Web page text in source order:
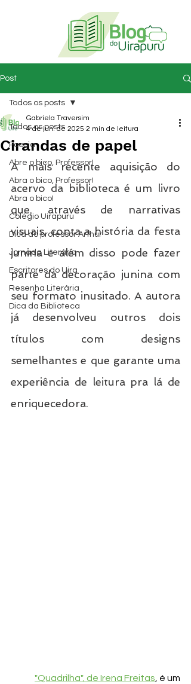
Post
Todos os posts
Poesia
Abre o bico, Professor!
Abra o bico, Professor!
Abra o bico!
Colégio Uirapuru
Dica do professor Arthur
Jornada Literária
Escritores do Uira
Resenha Literária
Dica da Biblioteca
Todos os posts
Cirandas de papel
Gabriela Traversim
4 de jun. de 2025 2 min de leitura
A mais recente aquisição do
acervo da biblioteca é um livro
que, através de narrativas
visuais, conta a história da festa
junina e além disso pode fazer
parte da decoração junina com
seu formato inusitado. A autora
já desenvolveu outros dois
títulos com designs
semelhantes e que garante uma
experiência de leitura pra lá de
enriquecedora.
"Quadrilha", de Irena Freitas, é um